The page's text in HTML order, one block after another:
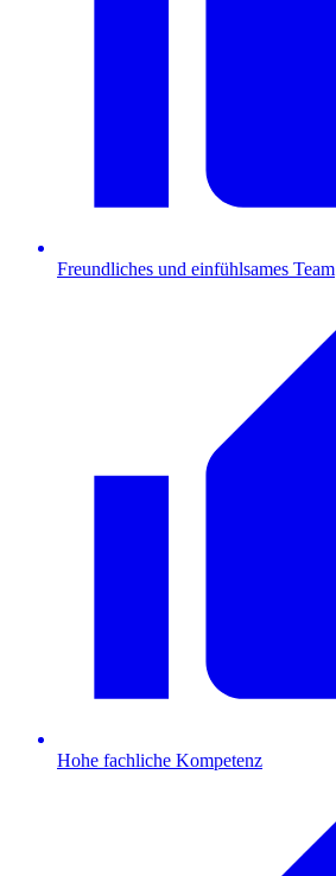
Freundliches und einfühlsames Team
Hohe fachliche Kompetenz